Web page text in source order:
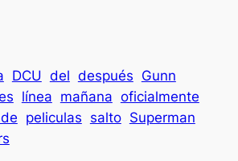
DCU del después Gunn
línea mañana oficialmente
peliculas salto Superman